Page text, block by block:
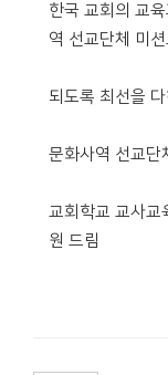
한국 교회의 교
역 선교단체 미
되도록 최선을 다
문화사역 선교단
교회학교 교사교
원 드림